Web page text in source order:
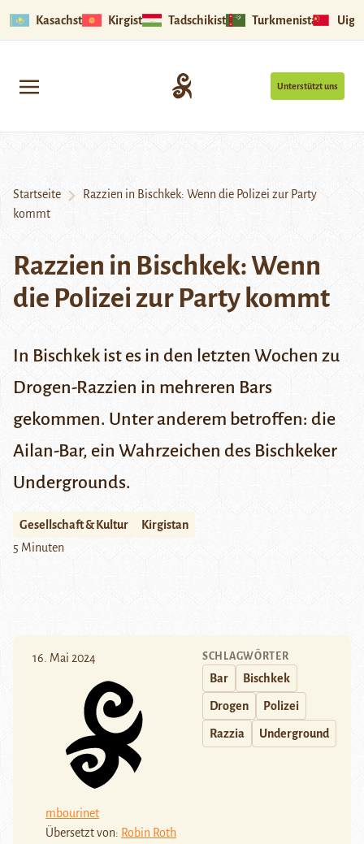
Kasachstan Kirgistan Tadschikistan Turkmenistan
Unterstützt uns
Startseite
Razzien in Bischkek: Wenn die Polizei zur Party
kommt
Razzien in Bischkek: Wenn
die Polizei zur Party kommt
In Bischkek ist es in den letzten Wochen zu
Drogen-Razzien in mehreren Bars
gekommen. Unter anderem betroffen: die
Ailan-Bar, ein Wahrzeichen des Bischkeker
Undergrounds.
Gesellschaft & Kultur
Kirgistan
5 Minuten
16. Mai 2024
mbourinet
Übersetzt von: Robin Roth
SCHLAGWÖRTER
Bar Bischkek
Drogen Polizei
Razzia Underground